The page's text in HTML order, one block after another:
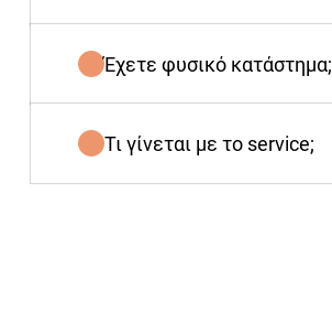
Έχετε φυσικό κατάστημα;
Τι γίνεται με το service;